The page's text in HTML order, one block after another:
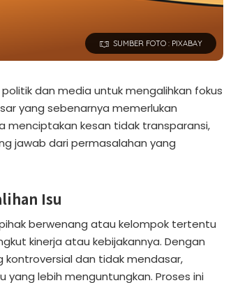
SUMBER FOTO : PIXABAY
dan media untuk mengalihkan fokus
yang sebenarnya memerlukan
menciptakan kesan tidak transparansi,
jawab dari permasalahan yang
Isu
berwenang atau kelompok tertentu
kinerja atau kebijakannya. Dengan
dan tidak mendasar,
lebih menguntungkan. Proses ini